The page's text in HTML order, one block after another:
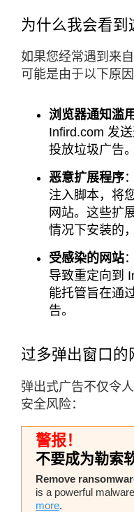
为什么我会看到
如果您经常遇到来
可能是由于以下原因
浏览器通知滥用
Infird.com 发
投放垃圾广告。
恶意扩展程序
注入脚本，将
网站。这些扩
情况下安装的
受感染的网站
导致重定向到
能托管旨在通
告。
过多弹出窗口的
弹出式广告不仅令
安全风险：​
警报！
不要成为勒索
Remove
is a powerful
more.